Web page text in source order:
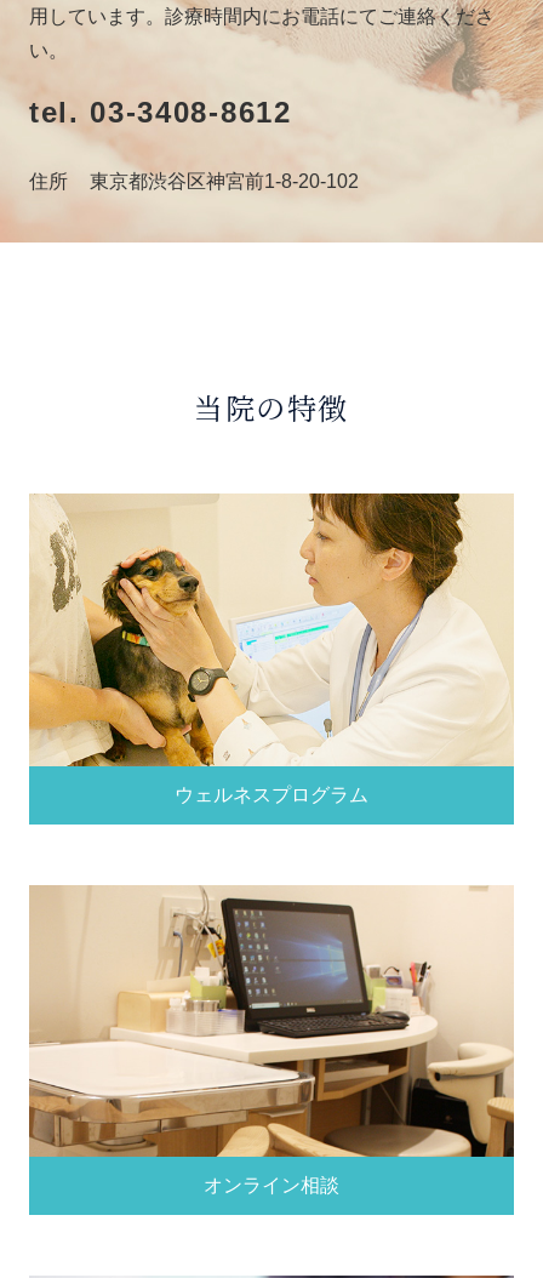
用しています。診療時間内にお電話にてご連絡くださ
い。
tel. 03-3408-8612
住所 東京都渋谷区神宮前1-8-20-102
当院の特徴
ウェルネスプログラム
オンライン相談